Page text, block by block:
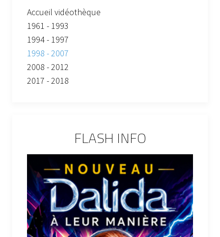
Accueil vidéothèque
1961 - 1993
1994 - 1997
1998 - 2007
2008 - 2012
2017 - 2018
FLASH INFO